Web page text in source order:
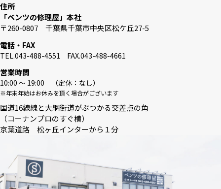
住所
「ベンツの修理屋」本社
〒260-0807 千葉県千葉市中央区松ケ丘27-5
電話・FAX
TEL.043-488-4551 FAX.043-488-4661
営業時間
10:00 〜 19:00 （定休：なし）
※年末年始はお休みを頂く場合がございます
国道16線線と大網街道がぶつかる交差点の角
（コーナンプロのすぐ横）
京葉道路 松ヶ丘インターから１分